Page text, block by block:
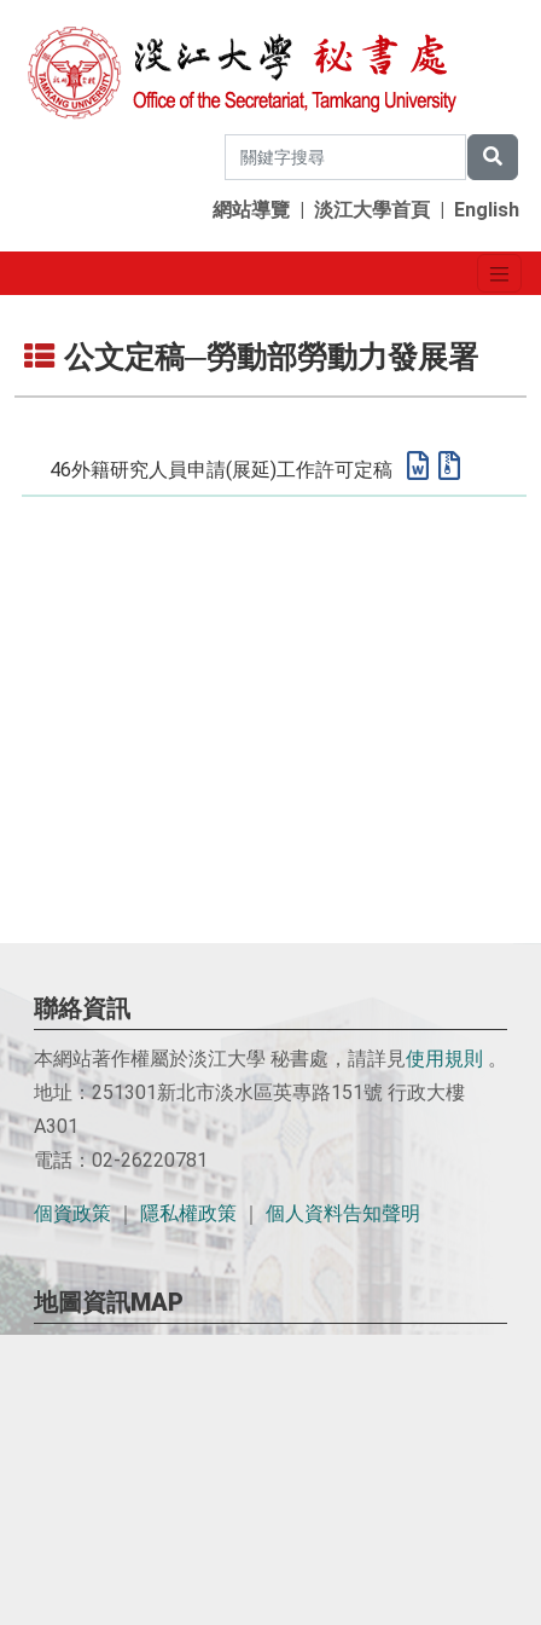
網站導覽 | 淡江大學首頁 | English
公文定稿─勞動部勞動力發展署
46外籍研究人員申請(展延)工作許可定稿
聯絡資訊
本網站著作權屬於淡江大學 秘書處，請詳見使用 規則 。
地址：251301新北市淡水區英專路151號 行政大樓
A301
電話：02-26220781
個資政策｜ 隱私權政策 個人資料告知聲明
地圖資訊MAP